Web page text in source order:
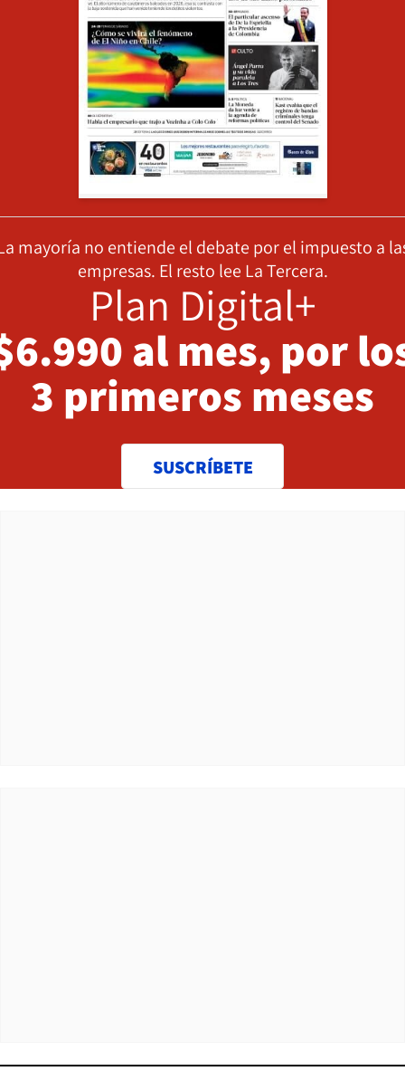
mayoría no entiende el debate por el impuesto a
empresas. El resto lee La Tercera.
Plan Digital+
al mes, por
3 primeros meses
SUSCRÍBETE